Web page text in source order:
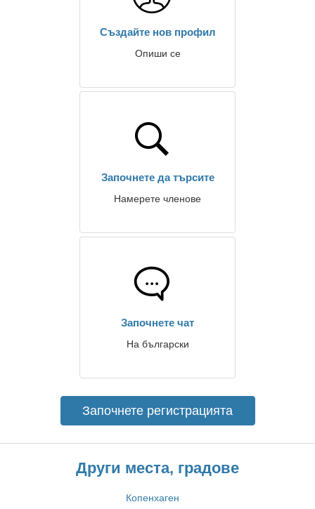
Създайте нов профил
Опиши се
Започнете да търсите
Намерете членове
Започнете чат
На български
Започнете регистрацията
Други места, градове
Копенхаген